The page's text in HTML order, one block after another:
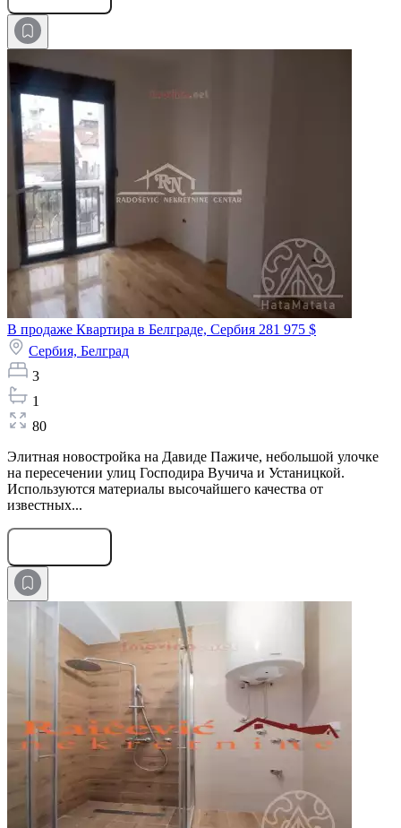
В продаже Квартира в Белграде, Сербия 281 975 $
Сербия, Белград
3
1
80
Элитная новостройка на Давиде Пажиче, небольшой улочке
на пересечении улиц Господира Вучича и Устаницкой.
Используются материалы высочайшего качества от
известных...